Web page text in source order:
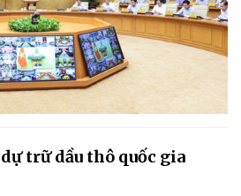
trữ dầu thô quốc gia